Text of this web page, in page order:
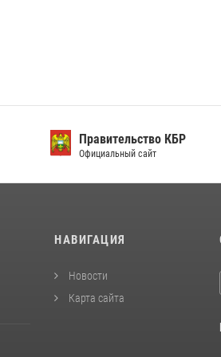
Правительство КБР
Официальный сайт
НАВИГАЦИЯ
Новости
Карта сайта